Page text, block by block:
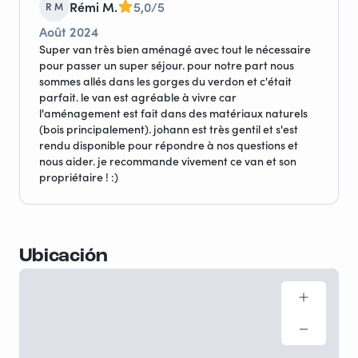
papel higiénico, bolsas de basura, esponja,
detergente para platos…).
*Opcionales, proporcionados gratuitamente*
• Almohadas y edredón
• Colchón de memoria
• Parasoles para el parabrisas y las ventanas
laterales de la cabina
• Mesa y 2 sillas de camping
• Cuñas para nivelar la furgoneta
agua, así como la limpieza interior y exterior de la
furgoneta, para disfrutar al máximo de tu viaje sin
preocuparte. Prevé alrededor de 45 minutos a 1 hora
puede aparcarse gratis en nuestra residencia segura
R M Rémi M.
5,0/5
Août 2024
Super van très bien aménagé avec tout le nécessaire
pour passer un super séjour. pour notre part nous
sommes allés dans les gorges du verdon et c'était
parfait. le van est agréable à vivre car
l'aménagement est fait dans des matériaux naturels
(bois principalement). johann est très gentil et s'est
rendu disponible pour répondre à nos questions et
nous aider. je recommande vivement ce van et son
propriétaire ! :)
Ubicación